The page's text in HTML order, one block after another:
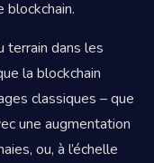
blockchain.
terrain dans les
la blockchain
classiques – que
une augmentation
ou, à l’échelle